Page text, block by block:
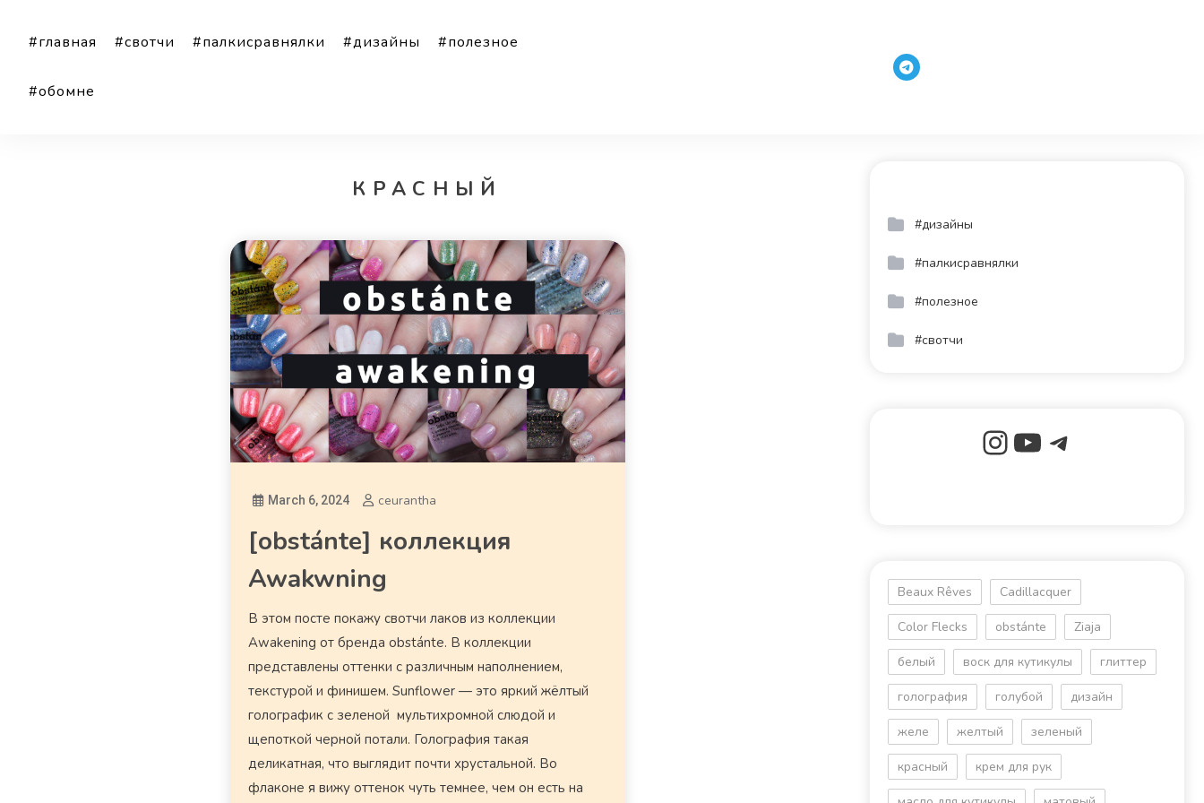
#главная #свотчи #палкисравнялки #дизайны #полезное
#обомне
КРАСНЫЙ
March 6, 2024 ceurantha
[obstánte] коллекция
Awakwning
В этом посте покажу свотчи лаков из коллекции
Awakening от бренда obstánte. В коллекции
представлены оттенки с различным наполнением,
текстурой и финишем. Sunflower — это яркий жёлтый
голографик с зеленой мультихромной слюдой и
щепоткой черной потали. Голография такая
деликатная, что выглядит почти хрустальной. Во
флаконе я вижу оттенок чуть темнее, чем он есть на
#дизайны
#палкисравнялки
#полезное
#свотчи
Beaux Rêves Cadillacquer
Color Flecks obstánte Ziaja
белый воск для кутикулы глиттер
голография голубой дизайн
желе желтый зеленый
красный крем для рук